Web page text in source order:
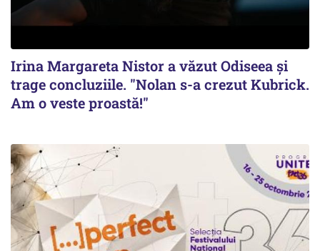
Irina Margareta Nistor a văzut Odiseea şi
trage concluziile. "Nolan s-a crezut Kubrick.
Am o veste proastă!"